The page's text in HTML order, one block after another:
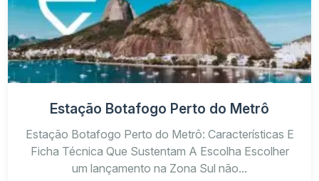
Estação Botafogo Perto do Metrô
Estação Botafogo Perto do Metrô: Características E
Ficha Técnica Que Sustentam A Escolha Escolher
um lançamento na Zona Sul não...